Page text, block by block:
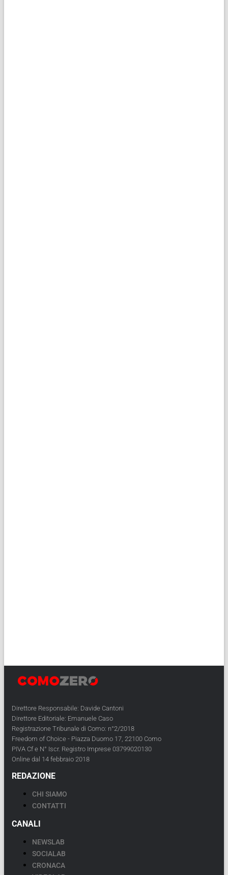
Direttore Responsabile: Davide Cantoni
Direttore Editoriale: Emanuele Caso
Registrazione Tribunale di Como: n°2/2018
Freedom of Choice - Piazza Duomo 17, 22100 Como
PIVA Cf e N° Iscr. Registro Imprese 03799020130
Online dal 14 febbraio 2018
REDAZIONE
CHI SIAMO
CONTATTI
CANALI
NEWSLAB
SOCIALAB
CRONACA